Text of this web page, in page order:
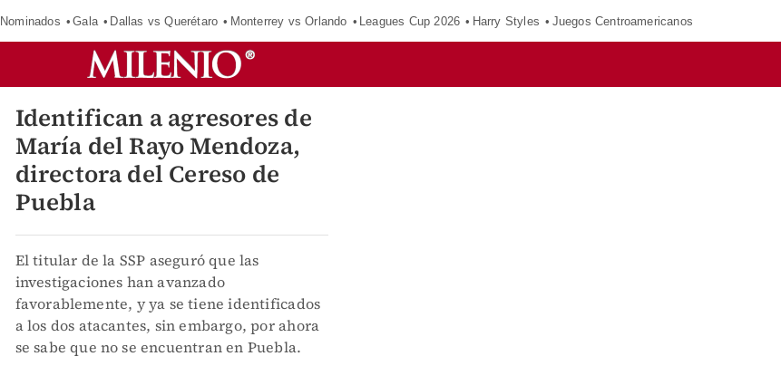
Nominados Gala Dallas vs Querétaro Monterrey vs Orlando Leagues Cup 2026 Harry Styles Juegos Centroamericanos
Identifican a agresores de
María del Rayo Mendoza,
directora del Cereso de
Puebla
El titular de la SSP aseguró que las
investigaciones han avanzado
favorablemente, y ya se tiene identificados
a los dos atacantes, sin embargo, por ahora
se sabe que no se encuentran en Puebla.